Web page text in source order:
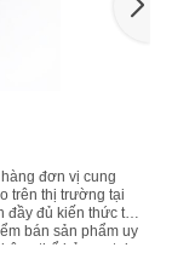
Ở Bình Dương
Ở Bình Dương là
hút chân không chất
Nếu như không
khó có thể lựa chọn
Một trong những